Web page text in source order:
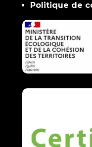
Politique de